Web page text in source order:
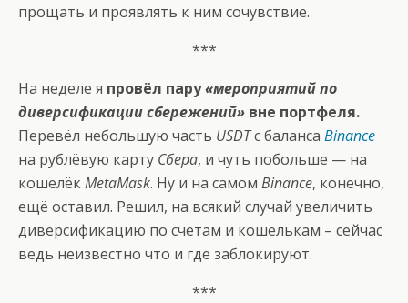
прощать и проявлять к ним сочувствие.
***
На неделе я провёл пару«мероприятий по
диверсификации сбережений» вне портфеля.
Перевёл небольшую часть USDTс баланса Binance
на рублёвую карту Сбера, и чуть побольше — на
кошелёкMetaMask. Ну и на самом Binance, конечно,
ещё оставил. Решил, на всякий случай увеличить
диверсификацию по счетам и кошелькам – сейчас
ведь неизвестно что и где заблокируют.
***